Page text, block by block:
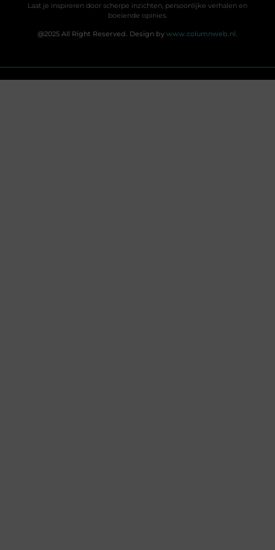
Laat je inspireren door scherpe inzichten, persoonlijke verhalen en
boeiende opinies.
@2025 All Right Reserved. Design by www.columnweb.nl.